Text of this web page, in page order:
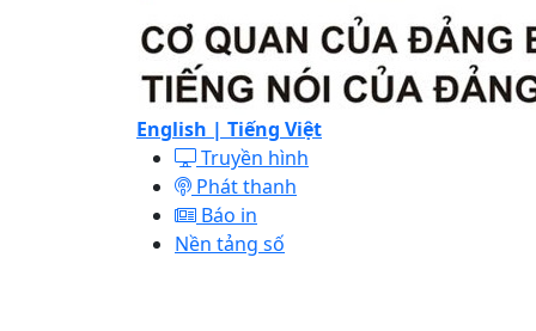
English | Tiếng Việt
Truyền hình
Phát thanh
Báo in
Nền tảng số